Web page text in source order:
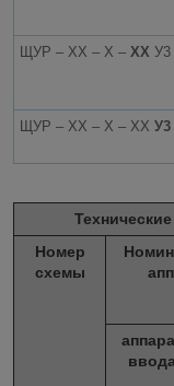
ЩУР – ХХ – Х – ХХ У3
ЩУР – ХХ – Х – ХХ У3
Номер
схемы
ввода